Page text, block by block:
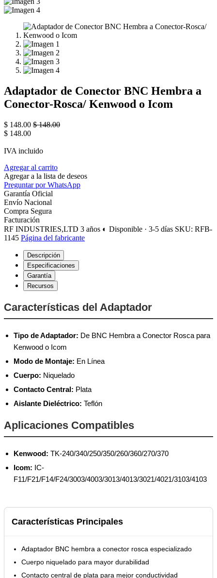
Adaptador de Conector BNC Hembra a
Conector-Rosca/ Kenwood o Icom
$ 148.00 $148.00
$ 148.00
IVA incluido
Agregar al carrito
Agregar a la lista de deseos
Preguntar por WhatsApp
Garantía Oficial
Envío Nacional
Compra Segura
Facturación
RF INDUSTRIES,LTD 3 años ◐ Disponible · 3-5 días SKU: RFB-
1145 Página del fabricante
Descripción
Especificaciones
Garantía
Recursos
Características del Adaptador
Tipo de Adaptador: De BNC Hembra a Conector Rosca para
Kenwood o Icom
Modo de Montaje: En Línea
Cuerpo: Niquelado
Contacto Central: Plata
Aislante Dieléctrico: Teflón
Aplicaciones Compatibles
Kenwood: TK-240/340/250/350/260/360/270/370
Icom: IC-
F11/F21/F14/F24/3003/4003/3013/4013/3021/4021/3103/4103
Características Principales
Adaptador BNC hembra a conector rosca especializado
Cuerpo niquelado para mayor durabilidad
Contacto central de plata para mejor conductividad